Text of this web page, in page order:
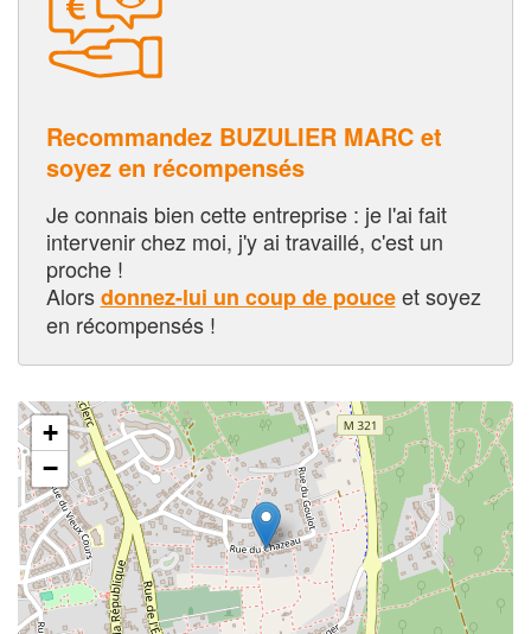
Recommandez BUZULIER MARC et
soyez en récompensés
Je connais bien cette entreprise : je l'ai fait
intervenir chez moi, j'y ai travaillé, c'est un
proche !
Alorsdonnez-lui un coup de pouceet soyez
en récompensés !
+
−